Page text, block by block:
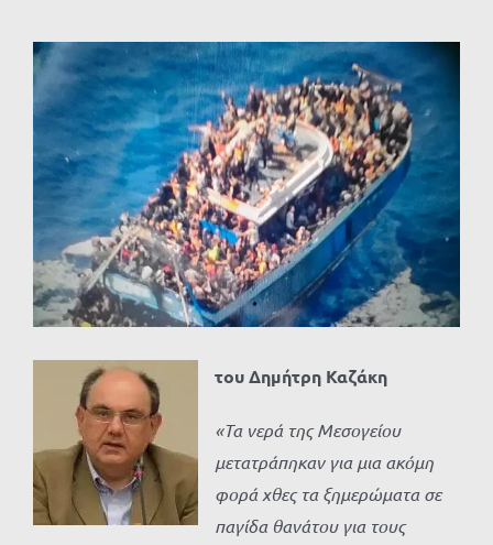
Προβολή
μεγαλύτερης
εικόνας
του Δημήτρη Καζάκη
«Τα νερά της Μεσογείου
μετατράπηκαν για μια ακόμη
φορά χθες τα ξημερώματα σε
παγίδα θανάτου για τους